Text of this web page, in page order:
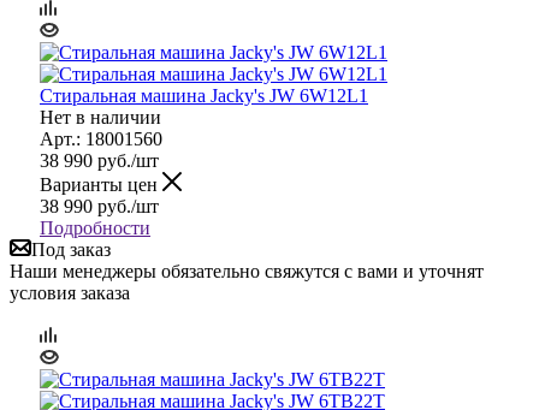
Стиральная машина Jacky's JW 6W12L1
Нет в наличии
Арт.: 18001560
38 990 руб./шт
Варианты цен
38 990 руб./шт
Подробности
Под заказ
Наши менеджеры обязательно свяжутся с вами и уточнят
условия заказа